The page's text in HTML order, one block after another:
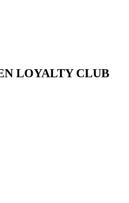
LOYALTY CLUB